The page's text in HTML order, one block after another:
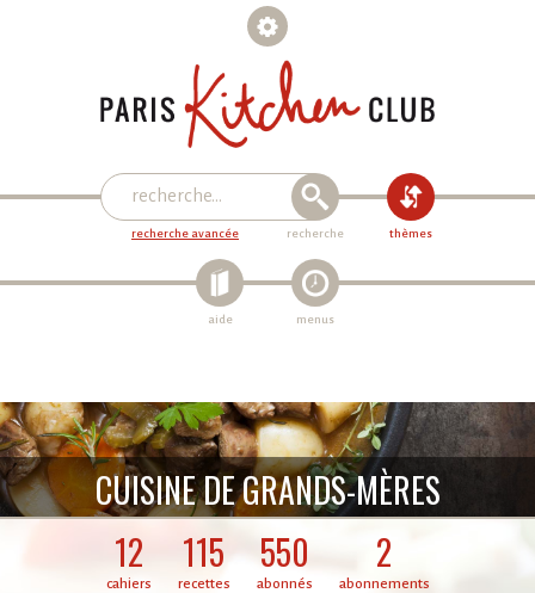
recherche
recherche avancée thèmes
aide menus
CUISINE DE GRANDS-MÈRES
12
cahiers
115
recettes
550
abonnés
2
abonnements